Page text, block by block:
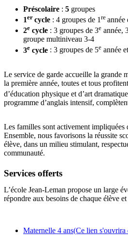
Préscolaire : 5 groupes
1er cycle : 4 groupes de 1 re année
2e cycle : 3 groupes de 3e année,
groupe multiniveau 3-4
3e cycle : 3 groupes de 5e année
Le service de garde accueille la grande
la première année, toutes et tous
d’éducation physique et d’art
programme d’anglais intensif,
Les familles sont activement impliquées
Ensemble, nous favorisons la réussite
élève, dans un milieu stimulant,
communauté.
Services offerts
L’école Jean-Leman propose un large
répondre aux besoins de chaque élève
Maternelle 4 ans(Ce lien s'ouvrira